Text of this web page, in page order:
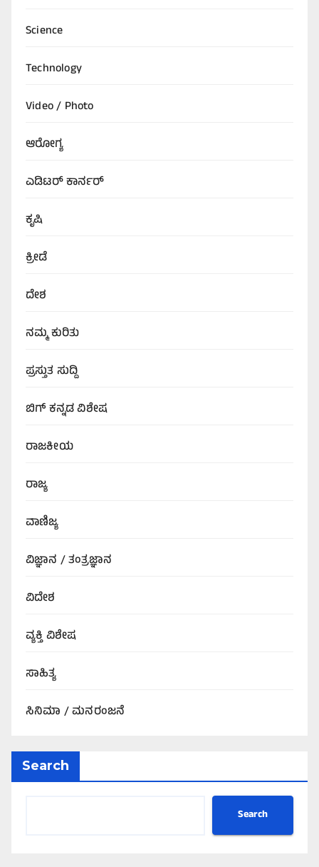
Science
Technology
Video / Photo
ಆರೋಗ್ಯ
ಎಡಿಟರ್‌ ಕಾರ್ನರ್
ಕೃಷಿ
ಕ್ರೀಡೆ
ದೇಶ
ನಮ್ಮ ಕುರಿತು
ಪ್ರಸ್ತುತ ಸುದ್ದಿ
ಬಿಗ್‌ ಕನ್ನಡ ವಿಶೇಷ
ರಾಜಕೀಯ
ರಾಜ್ಯ
ವಾಣಿಜ್ಯ
ವಿಜ್ಞಾನ / ತಂತ್ರಜ್ಞಾನ
ವಿದೇಶ
ವ್ಯಕ್ತಿ ವಿಶೇಷ
ಸಾಹಿತ್ಯ
ಸಿನಿಮಾ / ಮನರಂಜನೆ
Search
Search